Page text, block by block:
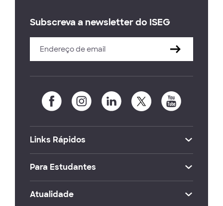
Subscreva a newsletter do ISEG
Links Rápidos
Para Estudantes
Atualidade